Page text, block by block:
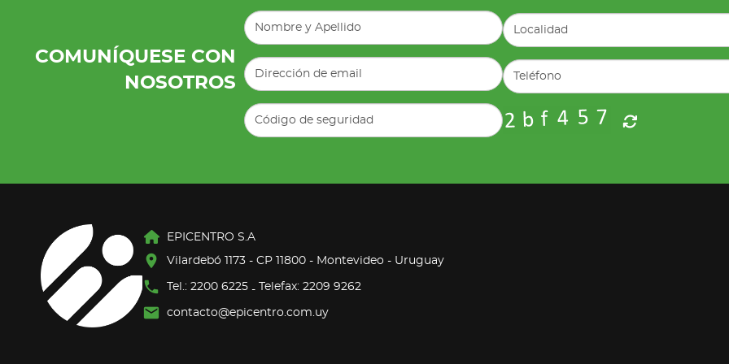
COMUNÍQUESE CON
NOSOTROS
EPICENTRO S.A
Vilardebó 1173 - CP 11800 - Montevideo - Uruguay
Tel.: 2200 6225 - Telefax: 2209 9262
contacto@epicentro.com.uy